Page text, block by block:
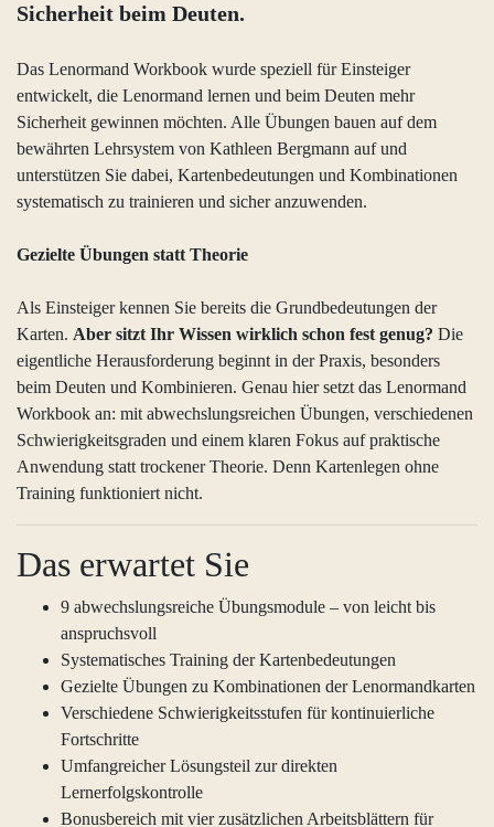
Sicherheit beim Deuten.
Das Lenormand Workbook wurde speziell für Einsteiger
entwickelt, die Lenormand lernen und beim Deuten mehr
Sicherheit gewinnen möchten. Alle Übungen bauen auf dem
bewährten Lehrsystem von Kathleen Bergmann auf und
unterstützen Sie dabei, Kartenbedeutungen und Kombinationen
systematisch zu trainieren und sicher anzuwenden.
Gezielte Übungen statt Theorie
Als Einsteiger kennen Sie bereits die Grundbedeutungen der
Karten. Aber sitzt Ihr Wissen wirklich schon fest genug? Die
eigentliche Herausforderung beginnt in der Praxis, besonders
beim Deuten und Kombinieren. Genau hier setzt das Lenormand
Workbook an: mit abwechslungsreichen Übungen, verschiedenen
Schwierigkeitsgraden und einem klaren Fokus auf praktische
Anwendung statt trockener Theorie. Denn Kartenlegen ohne
Training funktioniert nicht.
Das erwartet Sie
9 abwechslungsreiche Übungsmodule – von leicht bis
anspruchsvoll
Systematisches Training der Kartenbedeutungen
Gezielte Übungen zu Kombinationen der Lenormandkarten
Verschiedene Schwierigkeitsstufen für kontinuierliche
Fortschritte
Umfangreicher Lösungsteil zur direkten
Lernerfolgskontrolle
Bonusbereich mit vier zusätzlichen Arbeitsblättern für